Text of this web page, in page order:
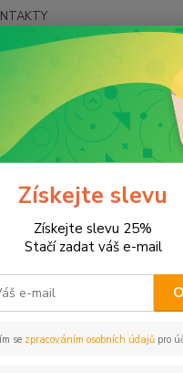
Získejte slevu
Získejte slevu 25%
Stačí zadat váš e-mail
se zpracováním osobních údajůpro